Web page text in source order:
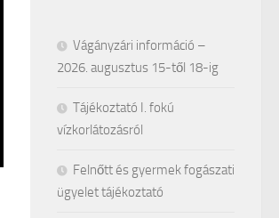
Vágányzári információ –
2026. augusztus 15-től 18-ig
Tájékoztató I. fokú
vízkorlátozásról
Felnőtt és gyermek fogászati
ügyelet tájékoztató